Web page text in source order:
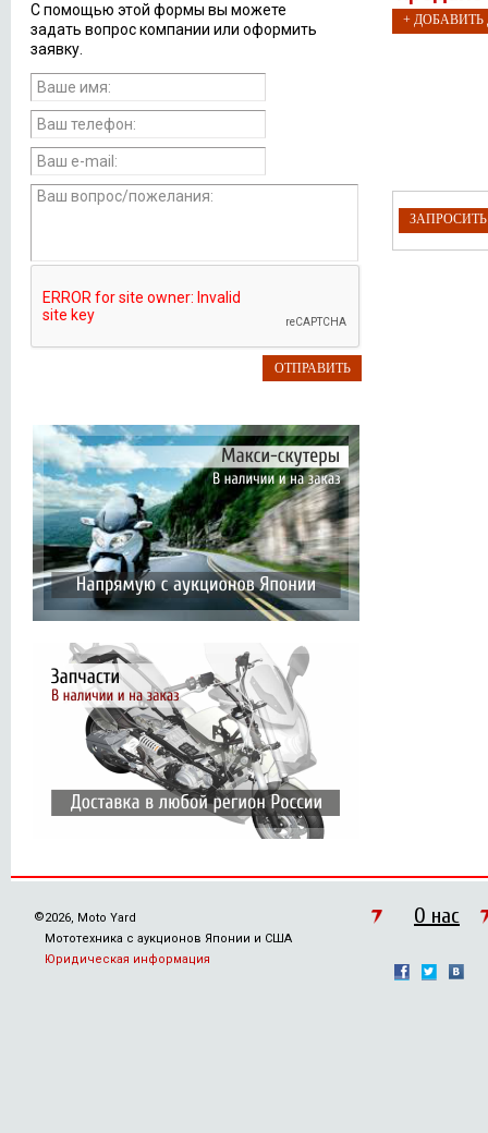
С помощью этой формы вы можете
задать вопрос компании или оформить
заявку.
+
©2026, Moto Yard
Мототехника с аукционов Японии и США
Юридическая информация
О нас